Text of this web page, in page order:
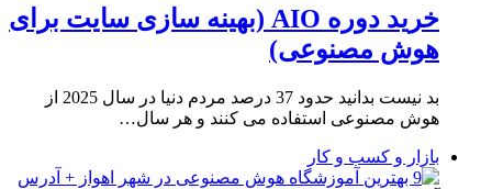
خرید دوره AIO (بهینه سازی سایت برای
هوش مصنوعی)
بد نیست بدانید حدود 37 درصد مردم دنیا در سال 2025 از
هوش مصنوعی استفاده می کنند و هر سال…
بازار و کسب و کار